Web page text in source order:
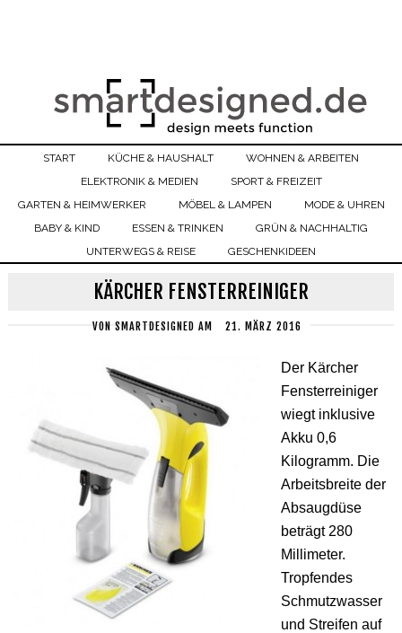
START KÜCHE & HAUSHALT
WOHNEN & ARBEITEN
ELEKTRONIK & MEDIEN
SPORT & FREIZEIT
GARTEN & HEIMWERKER
MÖBEL & LAMPEN
MODE & UHREN
BABY & KIND
ESSEN & TRINKEN
GRÜN & NACHHALTIG
UNTERWEGS & REISE
GESCHENKIDEEN
KÄRCHER FENSTERREINIGER
VON SMARTDESIGNED AM 21. MÄRZ 2016
Der Kärcher
Fensterreiniger
wiegt inklusive
Akku 0,6
Kilogramm. Die
Arbeitsbreite der
Absaugdüse
beträgt 280
Millimeter.
Tropfendes
Schmutzwasser
und Streifen auf